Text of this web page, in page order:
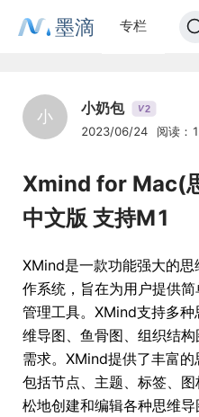
墨滴 专栏
小 小奶包 V2
2023/06/24 阅读：
Xmind for Mac(
中文版 支持M1
XMind是一款功能强大的
作系统，旨在为用户提供
管理工具。XMind支持多
维导图、鱼骨图、组织结
需求。XMind提供了丰富的
包括节点、主题、标签、
松地创建和编辑各种思维导